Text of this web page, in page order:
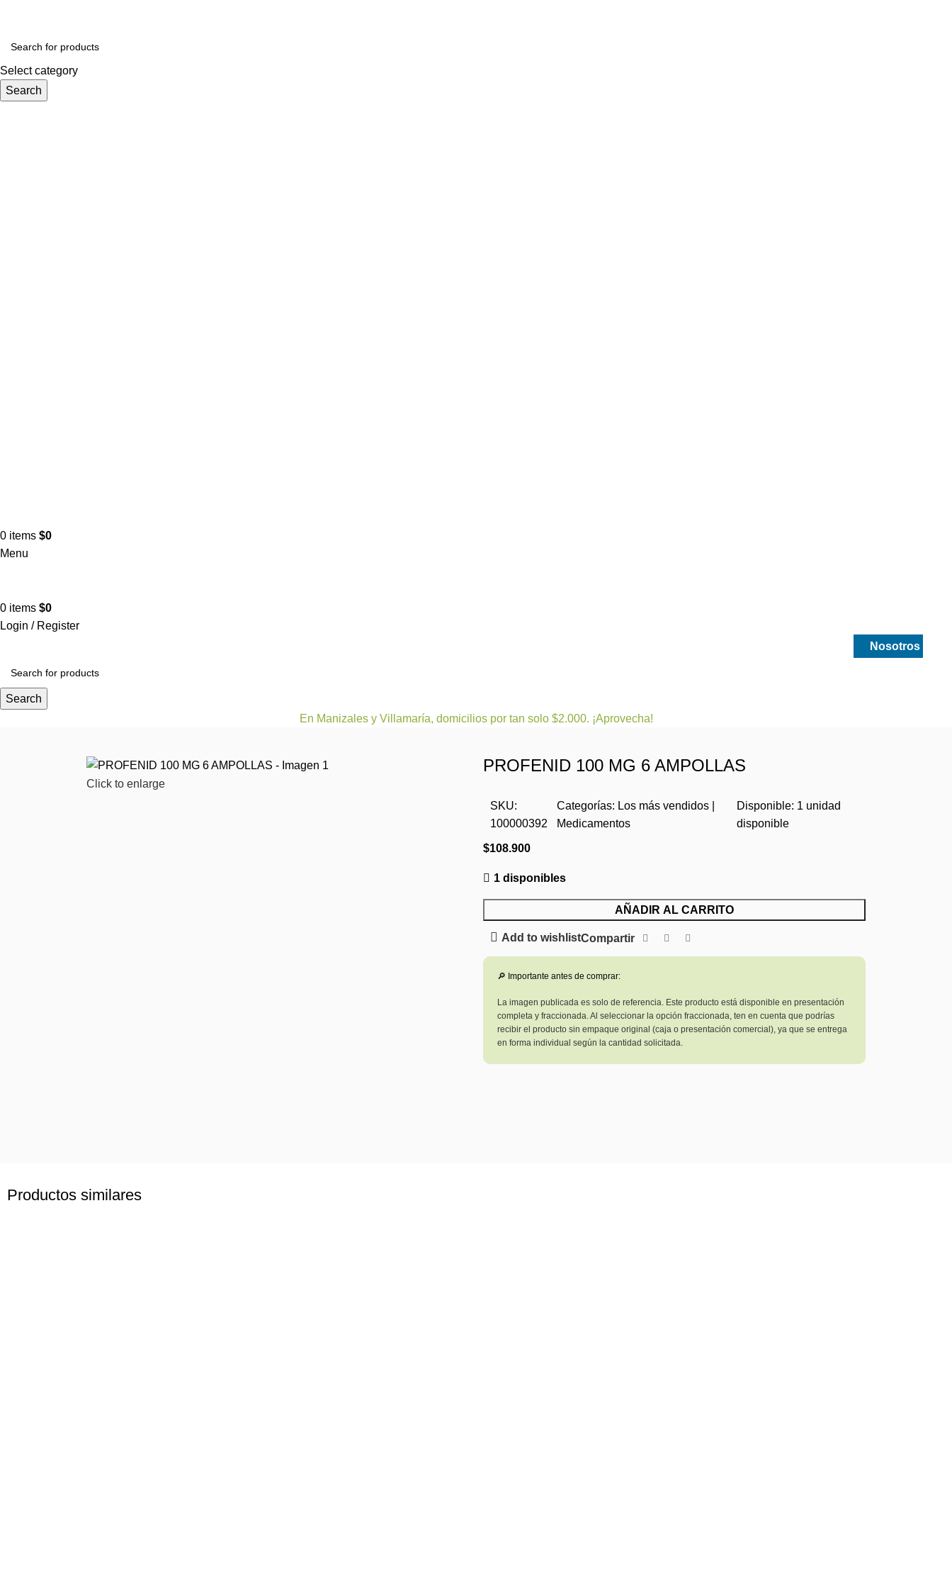
Select category
Search
0 items $0
Menu
0 items $0
Login / Register
Nosotros
Search
En Manizales y Villamaría, domicilios por tan solo $2.000. ¡Aprovecha!
Click to enlarge
PROFENID 100 MG 6 AMPOLLAS
SKU:
100000392
Categorías: Los más vendidos
Medicamentos
Disponible: 1 unidad
disponible
$108.900
1 disponibles
AÑADIR AL CARRITO
Add to wishlistCompartir
🔎 Importante antes de comprar:
La imagen publicada es solo de referencia. Este producto está disponible en presentación
completa y fraccionada. Al seleccionar la opción fraccionada, ten en cuenta que podrías
recibir el producto sin empaque original (caja o presentación comercial), ya que se entrega
en forma individual según la cantidad solicitada.
Productos similares